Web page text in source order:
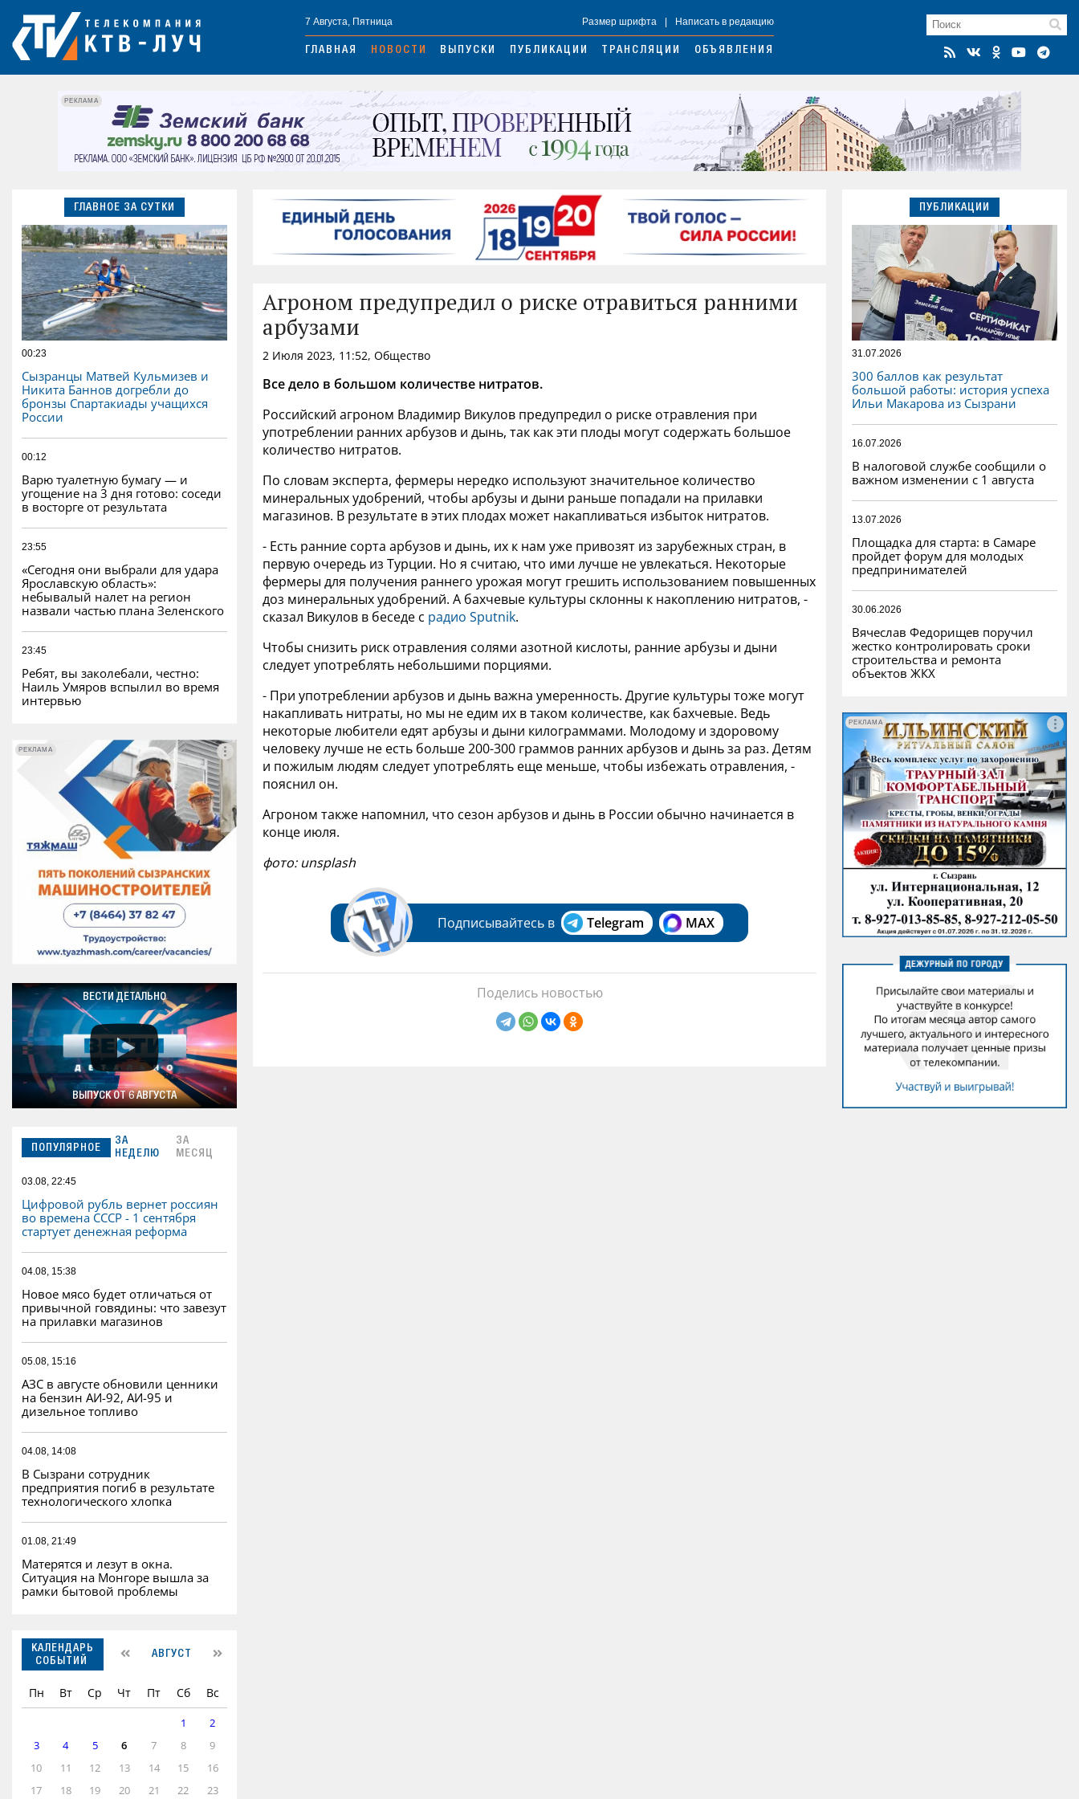
7 Августа, Пятница Размер шрифта Написать в редакцию
ГЛАВНАЯ НОВОСТИ ВЫПУСКИ ПУБЛИКАЦИИ ТРАНСЛЯЦИИ ОБЪЯВЛЕНИЯ
РЕКЛАМА
ГЛАВНОЕ ЗА СУТКИ
00:23
Сызранцы Матвей Кульмизев и
Никита Баннов догребли до
бронзы Спартакиады учащихся
России
00:12
Варю туалетную бумагу — и
угощение на 3 дня готово: соседи
в восторге от результата
23:55
«Сегодня они выбрали для удара
Ярославскую область»:
небывалый налет на регион
назвали частью плана Зеленского
23:45
Ребят, вы заколебали, честно:
Наиль Умяров вспылил во время
интервью
РЕКЛАМА РЕКЛАМА
ВЕСТИ ДЕТАЛЬНО
ВЫПУСК ОТ 6 АВГУСТА
ПОПУЛЯРНОЕ
ЗА
НЕДЕЛЮ
ЗА
МЕСЯЦ
03.08, 22:45
Цифровой рубль вернет россиян
во времена СССР - 1 сентября
стартует денежная реформа
04.08, 15:38
Новое мясо будет отличаться от
привычной говядины: что завезут
на прилавки магазинов
05.08, 15:16
АЗС в августе обновили ценники
на бензин АИ-92, АИ-95 и
дизельное топливо
04.08, 14:08
В Сызрани сотрудник
предприятия погиб в результате
технологического хлопка
01.08, 21:49
Матерятся и лезут в окна.
Ситуация на Монгоре вышла за
рамки бытовой проблемы
КАЛЕНДАРЬ
СОБЫТИЙ
АВГУСТ
Пн Вт Ср Чт Пт Сб Вс
1
2
3
4 5 6 7 8
9
10
11 12 13 14 15
16
17
18 19 20 21 22 23
Агроном предупредил о риске отравиться ранними
арбузами
2 Июля 2023, 11:52, Общество
Все дело в большом количестве нитратов.
Российский агроном Владимир Викулов предупредил о риске отравления при
употреблении ранних арбузов и дынь, так как эти плоды могут содержать большое
количество нитратов.
По словам эксперта, фермеры нередко используют значительное количество
минеральных удобрений, чтобы арбузы и дыни раньше попадали на прилавки
магазинов. В результате в этих плодах может накапливаться избыток нитратов.
- Есть ранние сорта арбузов и дынь, их к нам уже привозят из зарубежных стран, в
первую очередь из Турции. Но я считаю, что ими лучше не увлекаться. Некоторые
фермеры для получения раннего урожая могут грешить использованием повышенных
доз минеральных удобрений. А бахчевые культуры склонны к накоплению нитратов, -
сказал Викулов в беседе с радио Sputnik.
Чтобы снизить риск отравления солями азотной кислоты, ранние арбузы и дыни
следует употреблять небольшими порциями.
- При употреблении арбузов и дынь важна умеренность. Другие культуры тоже могут
накапливать нитраты, но мы не едим их в таком количестве, как бахчевые. Ведь
некоторые любители едят арбузы и дыни килограммами. Молодому и здоровому
человеку лучше не есть больше 200-300 граммов ранних арбузов и дынь за раз. Детям
и пожилым людям следует употреблять еще меньше, чтобы избежать отравления, -
пояснил он.
Агроном также напомнил, что сезон арбузов и дынь в России обычно начинается в
конце июля.
фото:unsplash
Подписывайтесь в Telegram MAX
Поделись новостью
ПУБЛИКАЦИИ
31.07.2026
300 баллов как результат
большой работы: история успеха
Ильи Макарова из Сызрани
16.07.2026
В налоговой службе сообщили о
важном изменении с 1 августа
13.07.2026
Площадка для старта: в Самаре
пройдет форум для молодых
предпринимателей
30.06.2026
Вячеслав Федорищев поручил
жестко контролировать сроки
строительства и ремонта
объектов ЖКХ
РЕКЛАМА